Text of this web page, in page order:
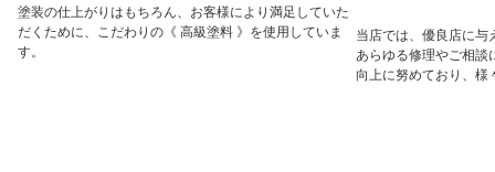
塗装の仕上がりはもちろん、お客様により満足していた
だくために、こだわりの《 高級塗料 》を使用していま
す。
当店では、優良店に与
あらゆる修理やご相談
向上に努めており、様